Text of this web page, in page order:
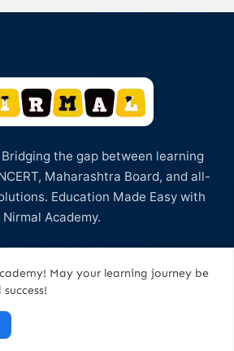
the gap between learning
Maharashtra Board, and all-
Education Made Easy with
Nirmal Academy.
Quick Links
May your learning journey be